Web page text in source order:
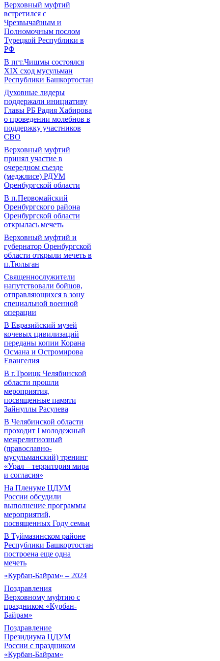
Верховный муфтий
встретился с
Чрезвычайным и
Полномочным послом
Турецкой Республики в
РФ
В пгт.Чишмы состоялся
XIX сход мусульман
Республики Башкортостан
Духовные лидеры
поддержали инициативу
Главы РБ Радия Хабирова
о проведении молебнов в
поддержку участников
СВО
Верховный муфтий
принял участие в
очередном съезде
(меджлисе) РДУМ
Оренбургской области
В п.Первомайский
Оренбургского района
Оренбургской области
открылась мечеть
Верховный муфтий и
губернатор Оренбургской
области открыли мечеть в
п.Тюльган
Священнослужители
напутствовали бойцов,
отправляющихся в зону
специальной военной
операции
В Евразийский музей
кочевых цивилизаций
переданы копии Корана
Османа и Остромирова
Евангелия
В г.Троицк Челябинской
области прошли
мероприятия,
посвященные памяти
Зайнуллы Расулева
В Челябинской области
проходит I молодежный
межрелигиозный
(православно-
мусульманский) тренинг
«Урал – территория мира
и согласия»
На Пленуме ЦДУМ
России обсудили
выполнение программы
мероприятий,
посвященных Году семьи
В Туймазинском районе
Республики Башкортостан
построена еще одна
мечеть
«Курбан-Байрам» – 2024
Поздравления
Верховному муфтию с
праздником «Курбан-
Байрам»
Поздравление
Президиума ЦДУМ
России с праздником
«Курбан-Байрам»